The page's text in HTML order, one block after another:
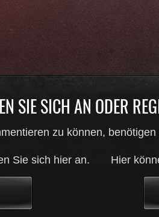
SIE SICH AN ODER
zu können,
Sie sich hier an. Hier